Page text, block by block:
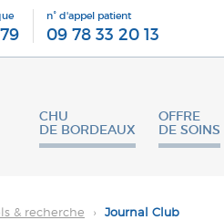
n° d'appel patient
09 78 33 20 13
CHU
DE BORDEAUX
OFFRE
DE SOINS
& recherche › Journal Club